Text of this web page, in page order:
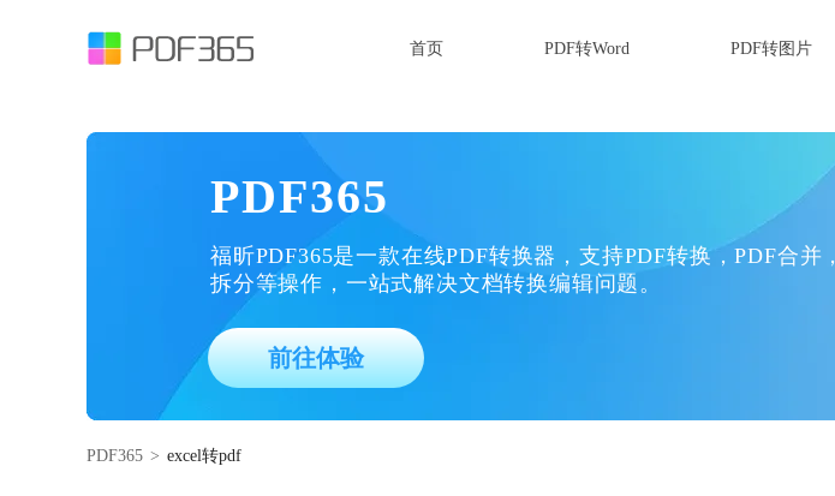
首页 PDF转Word PDF转图片
PDF365
福昕PDF365是一款在线PDF转换器，支持PDF转换，PDF合并，
拆分等操作，一站式解决文档转换编辑问题。
前往体验
PDF365 > excel转pdf